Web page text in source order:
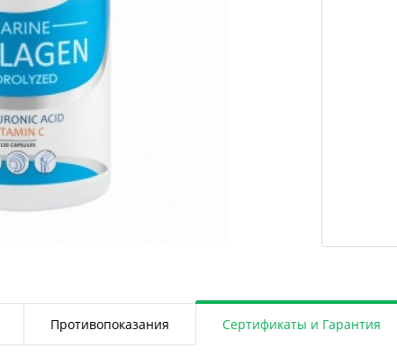
Противопоказания Сертификаты и Гарантия